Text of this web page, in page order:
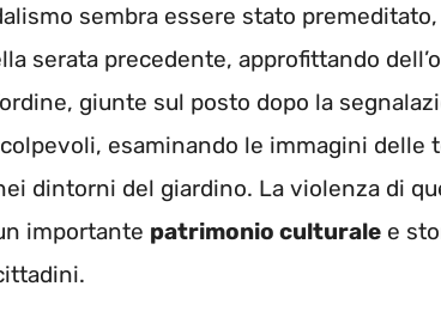
sembra essere stato
serata precedente, approfittando
giunte sul posto dopo la
esaminando le immagini delle
dintorni del giardino. La violenza di
importante patrimonio culturale e